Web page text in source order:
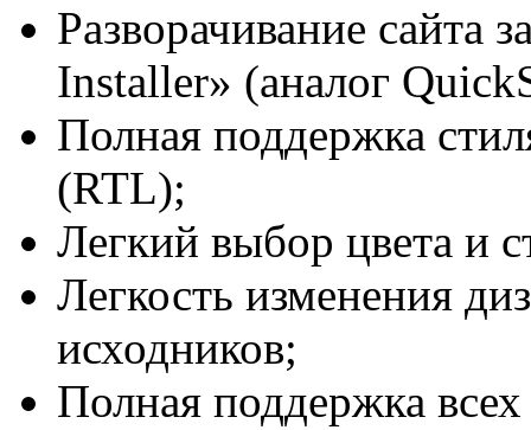
Разворачивание
Installer» (аналог
Полная поддержка
(RTL);
Легкий выбор цвета и
Легкость изменения
исходников;
Полная поддержка